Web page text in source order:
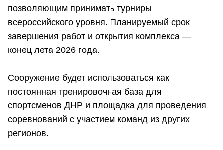
позволяющим принимать турниры
всероссийского уровня. Планируемый срок
завершения работ и открытия комплекса —
конец лета 2026 года.
Сооружение будет использоваться как
постоянная тренировочная база для
спортсменов ДНР и площадка для проведения
соревнований с участием команд из других
регионов.